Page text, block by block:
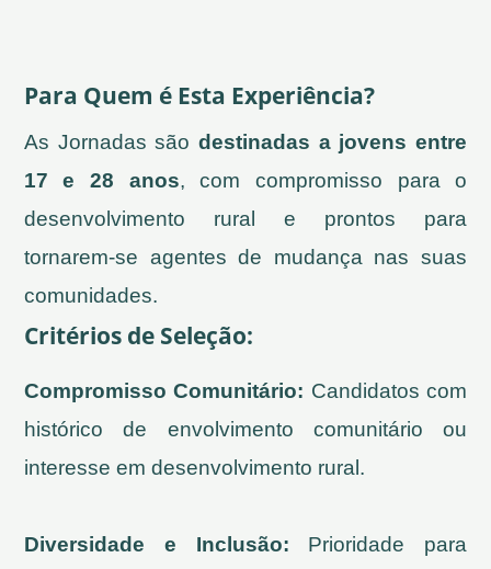
Para Quem é Esta Experiência?
As Jornadas são destinadas a jovens entre
17 e 28 anos, com compromisso para o
desenvolvimento rural e prontos para
tornarem-se agentes de mudança nas suas
comunidades.
Critérios de Seleção:
Compromisso Comunitário: Candidatos com
histórico de envolvimento comunitário ou
interesse em desenvolvimento rural.
Diversidade e Inclusão: Prioridade para